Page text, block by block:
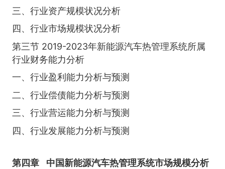
三、行业资产规模状况分析
四、行业市场规模状况分析
第三节 2019-2023年新能源汽车热管理系统所属
行业财务能力分析
一、行业盈利能力分析与预测
二、行业偿债能力分析与预测
三、行业营运能力分析与预测
四、行业发展能力分析与预测
第四章 中国新能源汽车热管理系统市场规模分析